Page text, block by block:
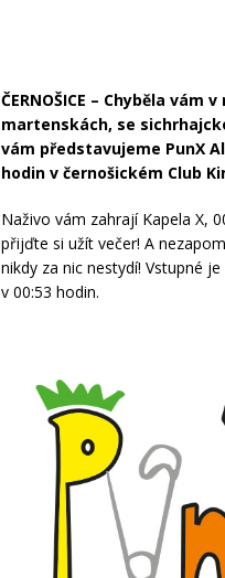
ČERNOŠICE – Chyběla
martenskách, se
vám představujeme PunX
hodin v černošickém Club
Naživo vám zahrají Kapela X,
přijďte si užít večer! A
nikdy za nic nestydí! Vstupné
v 00:53 hodin.